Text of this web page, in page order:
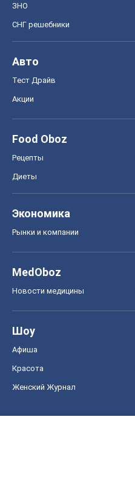
ЗНО
СНГ решебники
Авто
Тест Драйв
Акции
Food Oboz
Рецепты
Диеты
Экономика
Рынки и компании
MedOboz
Новости медицины
Шоу
Афиша
Красота
Женский Журнал